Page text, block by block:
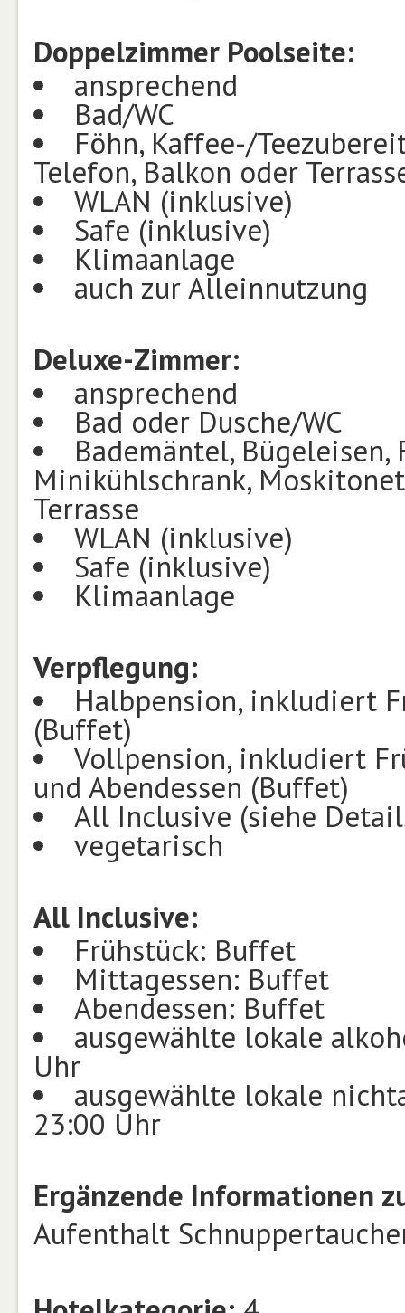
Doppelzimmer Poolseite:
ansprechend
Bad/WC
Föhn, Kaffee-/
Telefon, Balkon oder
WLAN (inklusive)
Safe (inklusive)
Klimaanlage
auch zur Alleinnutzung
Deluxe-Zimmer:
ansprechend
Bad oder Dusche/WC
Bademäntel,
Minikühlschrank,
Terrasse
WLAN (inklusive)
Safe (inklusive)
Klimaanlage
Verpflegung:
Halbpension, inkludiert
(Buffet)
Vollpension, inkludiert
und Abendessen (Buffet)
All Inclusive (siehe
vegetarisch
All Inclusive:
Frühstück: Buffet
Mittagessen: Buffet
Abendessen: Buffet
ausgewählte lokale
Uhr
ausgewählte lokale
23:00 Uhr
Ergänzende Informationen
Aufenthalt